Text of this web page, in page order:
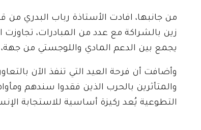
من جانبها، افادت الأستاذة رباب البدري
زين بالشراكة مع عدد من المبادرات،
يجمع بين الدعم المادي واللوجستي من
وأضافت أن فرحة العيد التي تنفذ الآن
والمتأثرين بالحرب الذين فقدوا سندهم
التطوعية يُعد ركيزة أساسية للاستجابة